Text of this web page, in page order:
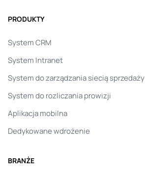
PRODUKTY
System CRM
System Intranet
System do zarządzania siecią sprzedaży
System do rozliczania prowizji
Aplikacja mobilna
Dedykowane wdrożenie
BRANŻE